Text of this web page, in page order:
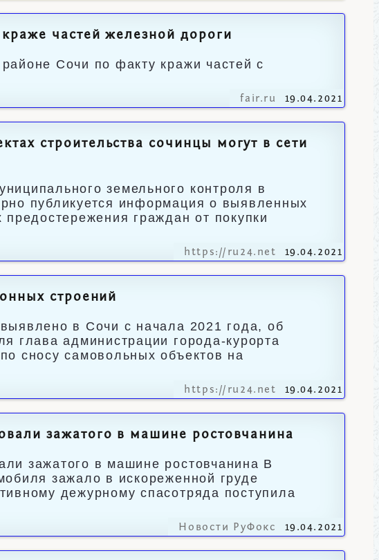
частей железной дороги
Сочи по факту кражи частей с
fair.ru 19.04.2021
строительства сочинцы могут в сети
земельного контроля в
публикуется информация о выявленных
граждан от покупки
https://ru24.net 19.04.2021
строений
в Сочи с начала 2021 года, об
глава администрации города-курорта
сносу самовольных объектов на
https://ru24.net 19.04.2021
зажатого в машине ростовчанина
зажатого в машине ростовчанина В
зажало в искореженной груде
дежурному спасотряда поступила
Новости РуФокс 19.04.2021